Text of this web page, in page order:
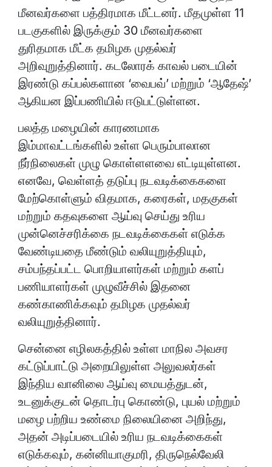
மீனவர்களை பத்திரமாக மீட்டனர். மீதமுள்ள 11
படகுகளில் இருக்கும் 30 மீனவர்களை
துரிதமாக மீட்க தமிழக முதல்வர்
அறிவுறுத்தினார். கடலோரக் காவல் படையின்
இரண்டு கப்பல்களான ‘வைபவ்’ மற்றும் ‘ஆதேஷ்’
ஆகியன இப்பணியில் ஈடுபட்டுள்ளன.
பலத்த மழையின் காரணமாக
இம்மாவட்டங்களில் உள்ள பெரும்பாலான
நீர்நிலைகள் முழு கொள்ளளவை எட்டியுள்ளன.
எனவே, வெள்ளத் தடுப்பு நடவடிக்கைகளை
மேற்கொள்ளும் விதமாக, கரைகள், மதகுகள்
மற்றும் கதவுகளை ஆய்வு செய்து உரிய
முன்னெச்சரிக்கை நடவடிக்கைகள் எடுக்க
வேண்டியதை மீண்டும் வலியுறுத்தியும்,
சம்பந்தப்பட்ட பொறியாளர்கள் மற்றும் களப்
பணியாளர்கள் முழுவீச்சில் இதனை
கண்காணிக்கவும் தமிழக முதல்வர்
வலியுறுத்தினார்.
சென்னை எழிலகத்தில் உள்ள மாநில அவசர
கட்டுப்பாட்டு அறையிலுள்ள அலுவலர்கள்
இந்திய வானிலை ஆய்வு மையத்துடன்,
உடனுக்குடன் தொடர்பு கொண்டு, புயல் மற்றும்
மழை பற்றிய உண்மை நிலையினை அறிந்து,
அதன் அடிப்படையில் உரிய நடவடிக்கைகள்
எடுக்கவும், கன்னியாகுமரி, திருநெல்வேலி